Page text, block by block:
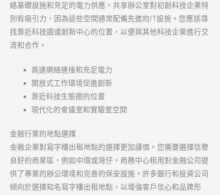
絡基礎設施和充足的電力供應。共享辦公室對初創科技企業特
別有吸引力，因為這些空間通常配備先進的IT設施。您應該尋
找靠近科技園或創新中心的位置，以便與其他科技企業進行交
流和合作。
高速網絡連接和充足電力
開放式工作環境促進創新
靠近科技生態圈的位置
現代化的會議室和實驗室空間
金融行業的地點選擇
金融企業對寫字樓出租地點的選擇更加謹慎。您需要選擇信譽
良好的商業區，例如中環或灣仔。商務中心租用對金融公司提
供了專業的辦公環境和完善的保安設施。許多銀行和投資公司
傾向於選擇知名寫字樓出租地點，以增強客戶信心和品牌形